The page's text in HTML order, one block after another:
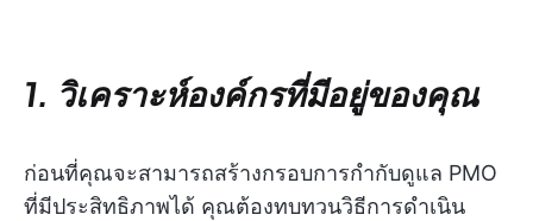
1. วิเคราะห์องค์กรที่มีอยู่ของคุณ
ก่อนที่คุณจะสามารถสร้างกรอบการกำกับดูแล PMO
ที่มีประสิทธิภาพได้ คุณต้องทบทวนวิธีการดำเนิน